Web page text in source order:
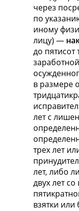
через
по
иному
лицу) —
до
в размере
лет с
трех лет
лет, либо
двух лет
взятки или